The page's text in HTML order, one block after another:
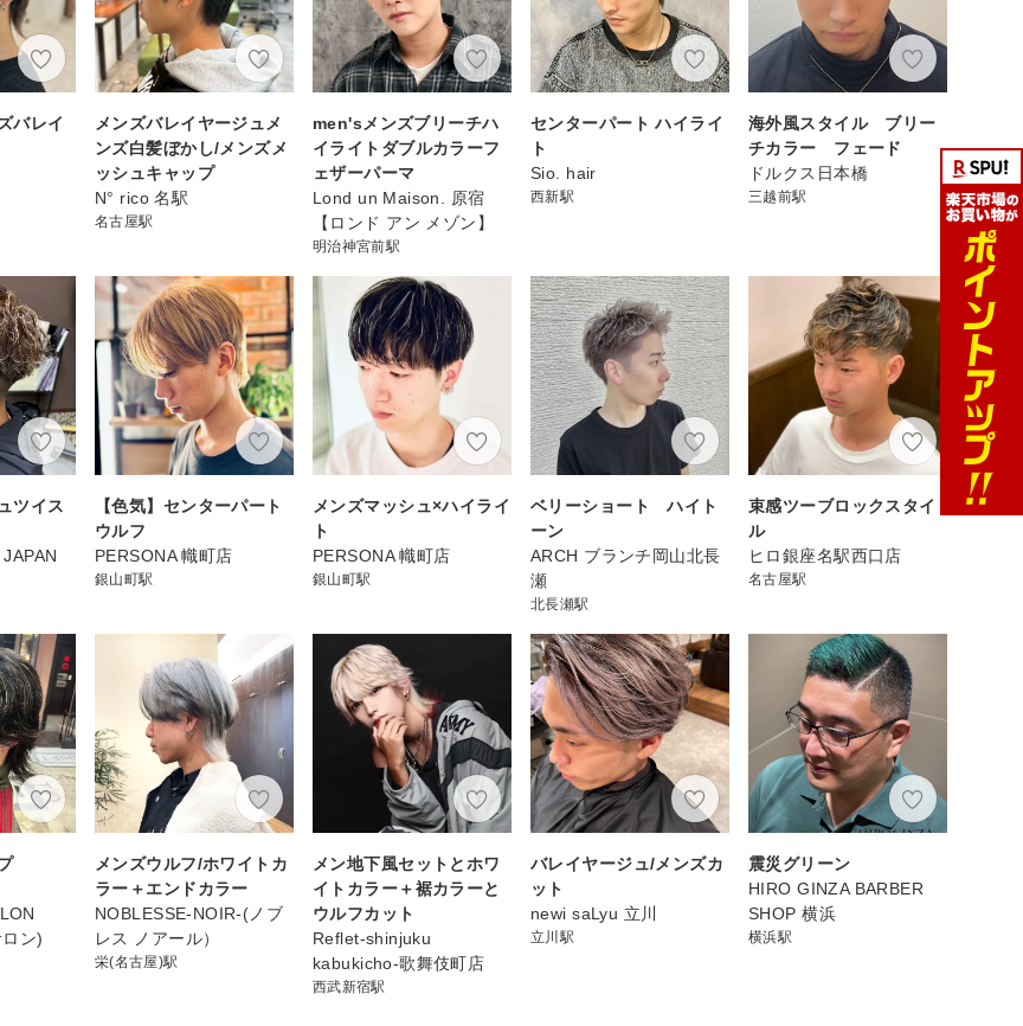
バレイ
メンズバレイヤージュメ
ンズ白髪ぼかし/メンズメ
ッシュキャップ
N° rico 名駅
名古屋駅
men'sメンズブリーチハ
イライトダブルカラーフ
ェザーパーマ
Lond un Maison. 原宿
【ロンド アン メゾン】
明治神宮前駅
センターパート ハイライ
ト
Sio. hair
西新駅
海外風スタイル ブリー
チカラー フェード
ドルクス日本橋
三越前駅
ツイス
【色気】センターパート
ウルフ
PERSONA 幟町店
銀山町駅
メンズマッシュ×ハイライ
ト
PERSONA 幟町店
銀山町駅
ベリーショート ハイト
ーン
ARCH ブランチ岡山北長
瀬
北長瀬駅
束感ツーブロックスタイ
ル
ヒロ銀座名駅西口店
名古屋駅
ン)
メンズウルフ/ホワイトカ
ラー＋エンドカラー
NOBLESSE-NOIR-(ノブ
レス ノアール）
栄(名古屋)駅
メン地下風セットとホワ
イトカラー＋裾カラーと
ウルフカット
Reflet-shinjuku
kabukicho-歌舞伎町店
西武新宿駅
バレイヤージュ/メンズカ
ット
newi saLyu 立川
立川駅
震災グリーン
HIRO GINZA BARBER
SHOP 横浜
横浜駅